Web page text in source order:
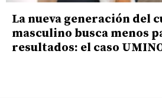
La nueva generación del
masculino busca menos
resultados: el caso